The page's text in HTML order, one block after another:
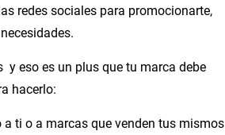
redes sociales para promocionarte,
y eso es un plus que tu marca debe
hacerlo:
ti o a marcas que venden tus mismos